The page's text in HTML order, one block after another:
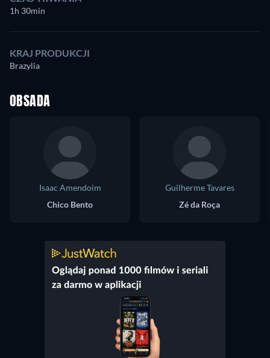
1h 30min
KRAJ PRODUKCJI
Brazylia
OBSADA
Isaac Amendoim
Chico Bento
Guilherme Tavares
Zé da Roça